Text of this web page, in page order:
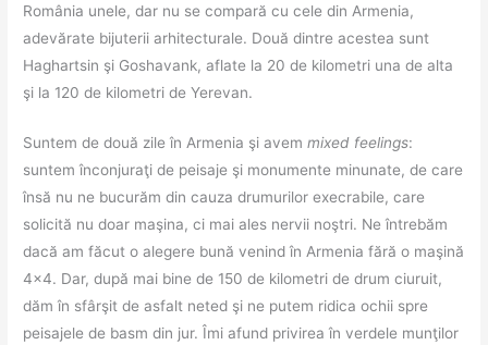
România unele, dar nu se compară cu cele din Armenia,
adevărate bijuterii arhitecturale. Două dintre acestea sunt
Haghartsin şi Goshavank, aflate la 20 de kilometri una de alta
şi la 120 de kilometri de Yerevan.
Suntem de două zile în Armenia şi avemmixed feelings:
suntem înconjuraţi de peisaje şi monumente minunate, de care
însă nu ne bucurăm din cauza drumurilor execrabile, care
solicită nu doar maşina, ci mai ales nervii noştri. Ne întrebăm
dacă am făcut o alegere bună venind în Armenia fără o maşină
4×4. Dar, după mai bine de 150 de kilometri de drum ciuruit,
dăm în sfârşit de asfalt neted şi ne putem ridica ochii spre
peisajele de basm din jur. Îmi afund privirea în verdele munţilor